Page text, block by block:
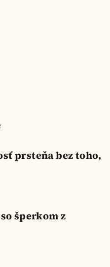
prsteňa bez toho,
šperkom z